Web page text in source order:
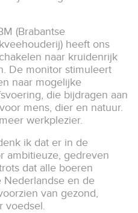
(Brabantse
heeft ons
naar kruidenrijk
De monitor stimuleert
naar mogelijke
die bijdragen aan
mens, dier en natuur.
werkplezier.
ik dat er in de
ambitieuze, gedreven
dat alle boeren
Nederlandse en de
van gezond,
voedsel.